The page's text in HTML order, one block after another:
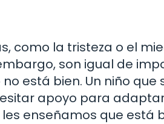
como la tristeza o el
son igual de
está bien. Un niño
apoyo para
enseñamos que está